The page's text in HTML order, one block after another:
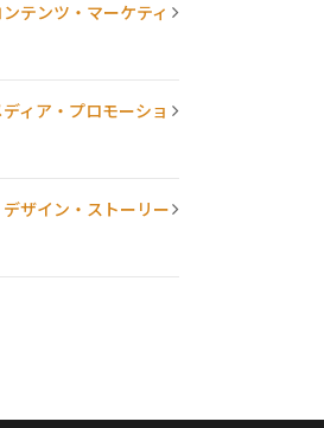
テンツ・マーケティ
ィア・プロモーショ
ザイン・ストーリー